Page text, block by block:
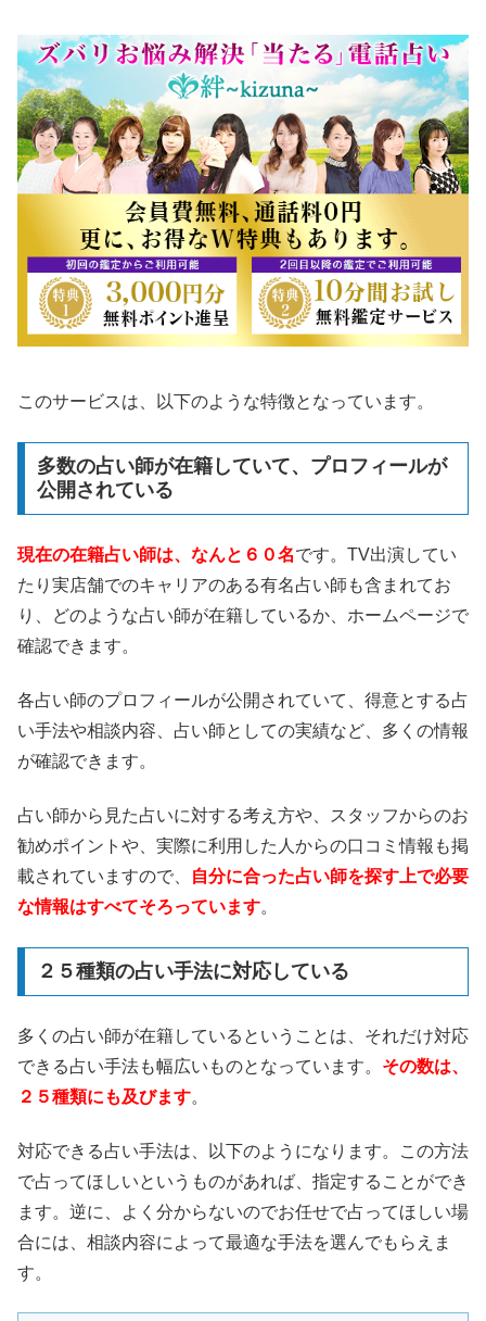
このサービスは、以下のような特徴となっています。
多数の占い師が在籍していて、プロフィールが
公開されている
現在の在籍占い師は、なんと６０名です。TV出演してい
たり実店舗でのキャリアのある有名占い師も含まれてお
り、どのような占い師が在籍しているか、ホームページで
確認できます。
各占い師のプロフィールが公開されていて、得意とする占
い手法や相談内容、占い師としての実績など、多くの情報
が確認できます。
占い師から見た占いに対する考え方や、スタッフからのお
勧めポイントや、実際に利用した人からの口コミ情報も掲
載されていますので、
自分に合った占い師を探す上で必要
な情報はすべてそろっています。
２５種類の占い手法に対応している
多くの占い師が在籍しているということは、それだけ対応
できる占い手法も幅広いものとなっています。 その数は、
２５種類にも及びます。
対応できる占い手法は、以下のようになります。この方法
で占ってほしいというものがあれば、指定することができ
ます。逆に、よく分からないのでお任せで占ってほしい場
合には、相談内容によって最適な手法を選んでもらえま
す。